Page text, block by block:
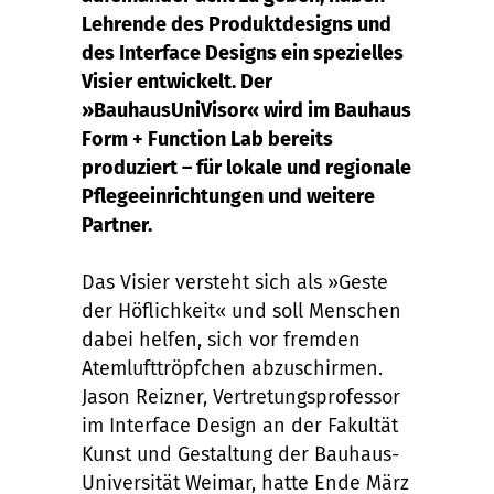
Lehrende des Produktdesigns und
des Interface Designs ein spezielles
Visier entwickelt. Der
»BauhausUniVisor« wird im Bauhaus
Form + Function Lab bereits
produziert – für lokale und regionale
Pflegeeinrichtungen und weitere
Partner.
Das Visier versteht sich als »Geste
der Höflichkeit« und soll Menschen
dabei helfen, sich vor fremden
Atemlufttröpfchen abzuschirmen.
Jason Reizner, Vertretungsprofessor
im Interface Design an der Fakultät
Kunst und Gestaltung der Bauhaus-
Universität Weimar, hatte Ende März